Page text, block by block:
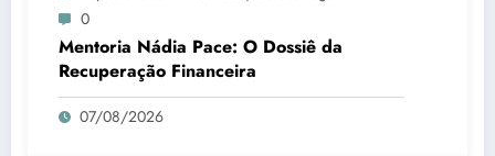
0
Mentoria Nádia Pace: O Dossiê da
Recuperação Financeira
07/08/2026